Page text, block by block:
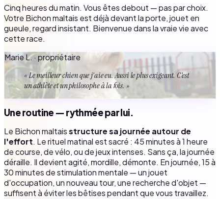
Cinq heures du matin. Vous êtes debout — pas par choix.
Votre Bichon maltais est déjà devant la porte, jouet en
gueule, regard insistant. Bienvenue dans la vraie vie avec
cette race.
Marie L. · propriétaire
« Le meilleur chien que j'aie eu. Aussi le plus exigeant. C'est
un athlète et un philosophe à la fois. »
Une routine — rythmée par lui.
Le Bichon maltaisstructure sa journée autour de
l'effort. Le rituel matinal est sacré : 45 minutes à 1 heure
de course, de vélo, ou de jeux intenses. Sans ça, la journée
déraille. Il devient agité, mordille, démonte. En journée, 15 à
30 minutes de stimulation mentale — un jouet
d'occupation, un nouveau tour, une recherche d'objet —
suffisent à éviter les bêtises pendant que vous travaillez.